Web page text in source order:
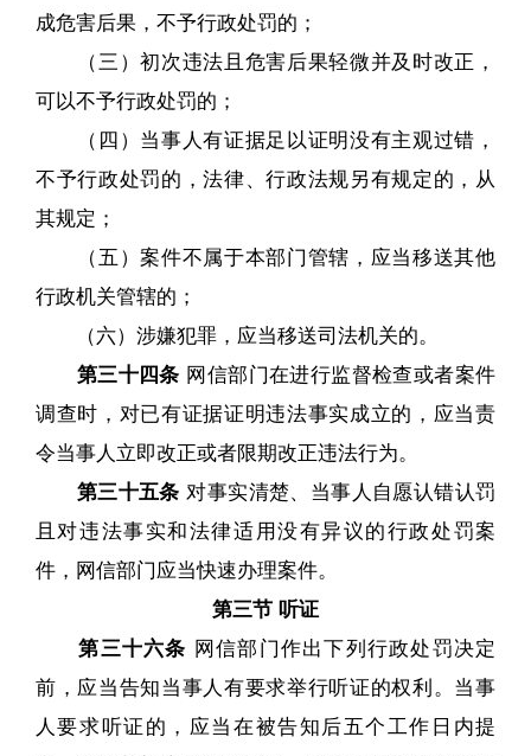
成危害后果，不予行政处罚的；
（三）初次违法且危害后果轻微并及时改正，
可以不予行政处罚的；
（四）当事人有证据足以证明没有主观过错，
不予行政处罚的，法律、行政法规另有规定的，从
其规定；
（五）案件不属于本部门管辖，应当移送其他
行政机关管辖的；
（六）涉嫌犯罪，应当移送司法机关的。
第三十四条 网信部门在进行监督检查或者案件
调查时，对已有证据证明违法事实成立的，应当责
令当事人立即改正或者限期改正违法行为。
第三十五条 对事实清楚、当事人自愿认错认罚
且对违法事实和法律适用没有异议的行政处罚案
件，网信部门应当快速办理案件。
第三节 听证
第三十六条 网信部门作出下列行政处罚决定
前，应当告知当事人有要求举行听证的权利。当事
人要求听证的，应当在被告知后五个工作日内提